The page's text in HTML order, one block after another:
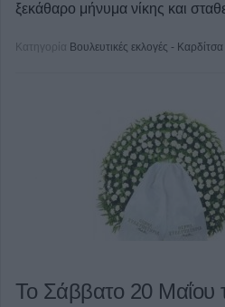
ξεκάθαρο μήνυμα νίκης και
Κατηγορία Βουλευτικές εκλογές - Καρδίτσα
Το Σάββατο 20 Μαΐου